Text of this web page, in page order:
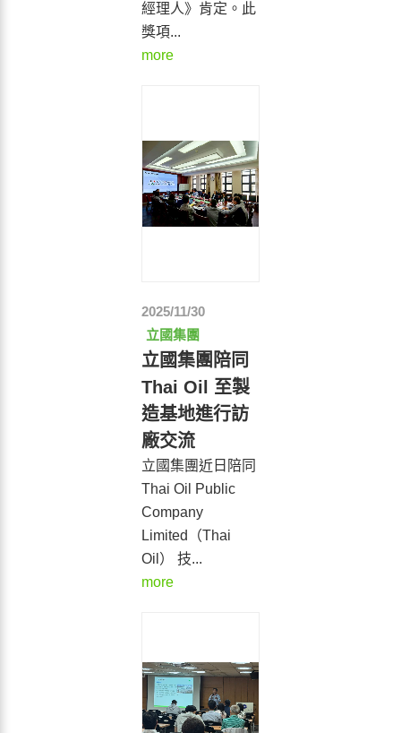
經理人》肯定。此
獎項...
more
2025/11/30
立國集團
立國集團陪同
Thai Oil 至製
造基地進行訪
廠交流
立國集團近日陪同
Thai Oil Public
Company
Limited（Thai
Oil） 技...
more